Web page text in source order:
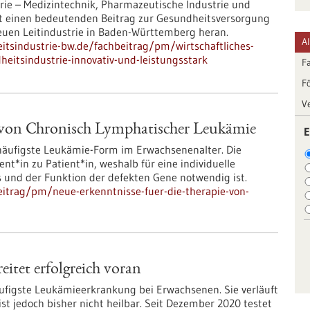
– Medizintechnik, Pharmazeutische Industrie und
einen bedeutenden Beitrag zur Gesundheitsversorgung
Leitindustrie in Baden-Württemberg heran.
bw.de/fachbeitrag/pm/wirtschaftliches-
innovativ-und-leistungsstark
Chronisch Lymphatischer Leukämie
Leukämie-​Form im Erwachsenenalter. Die
zu Patient*in, weshalb für eine individuelle
der Funktion der defekten Gene notwendig ist.
pm/neue-erkenntnisse-fuer-die-therapie-von-
erfolgreich voran
Leukämieerkrankung bei Erwachsenen. Sie verläuft
jedoch bisher nicht heilbar. Seit Dezember 2020 testet